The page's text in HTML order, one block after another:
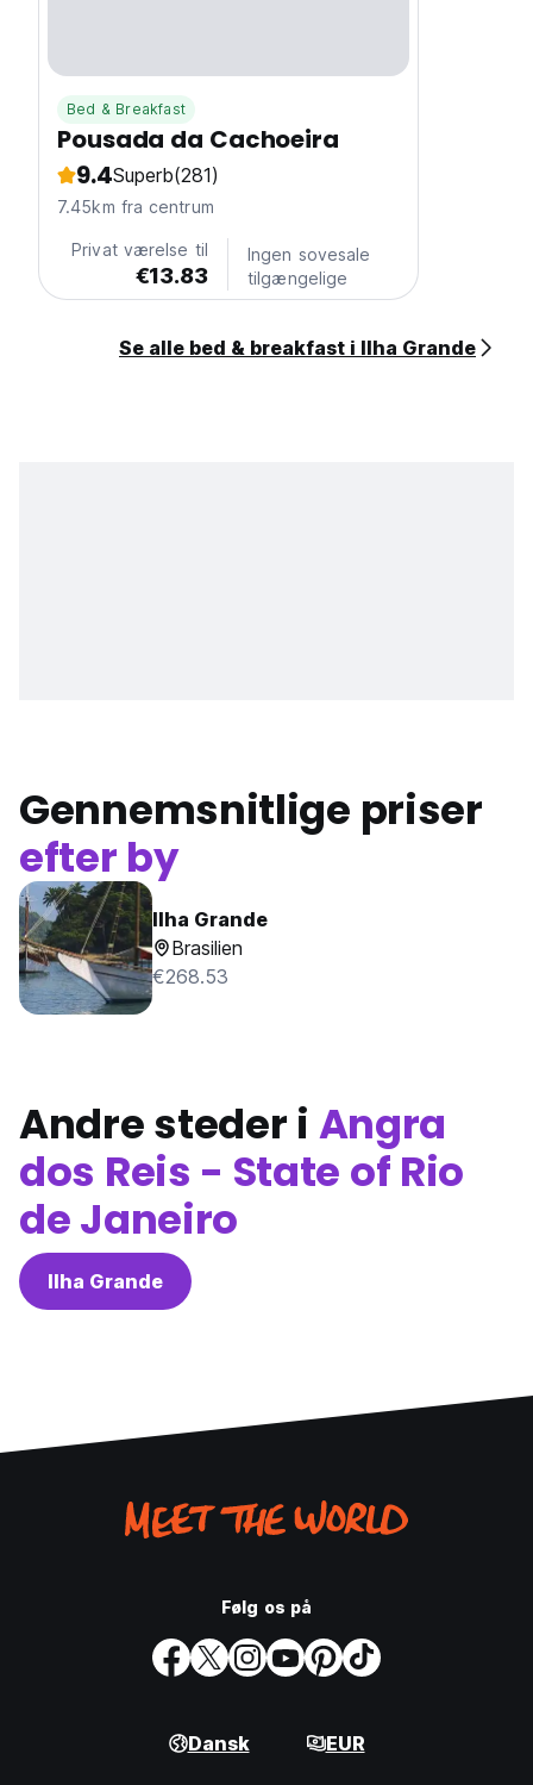
Bed & Breakfast
Pousada da Cachoeira
9.4Superb(281)
7.45km fra centrum
Privat værelse til
€13.83
Ingen sovesale
tilgængelige
Se alle bed & breakfast i Ilha Grande
Gennemsnitlige priser
efter by
Ilha Grande
Brasilien
€268.53
Andre steder i Angra
dos Reis - State of Rio
de Janeiro
Ilha Grande
Følg os på
Dansk EUR